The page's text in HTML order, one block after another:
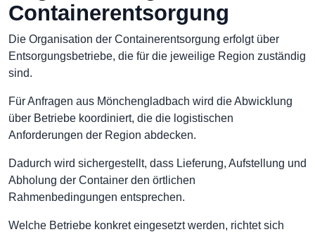
Containerentsorgung
Die Organisation der Containerentsorgung erfolgt über
Entsorgungsbetriebe, die für die jeweilige Region zuständig
sind.
Für Anfragen aus Mönchengladbach wird die Abwicklung
über Betriebe koordiniert, die die logistischen
Anforderungen der Region abdecken.
Dadurch wird sichergestellt, dass Lieferung, Aufstellung und
Abholung der Container den örtlichen
Rahmenbedingungen entsprechen.
Welche Betriebe konkret eingesetzt werden, richtet sich